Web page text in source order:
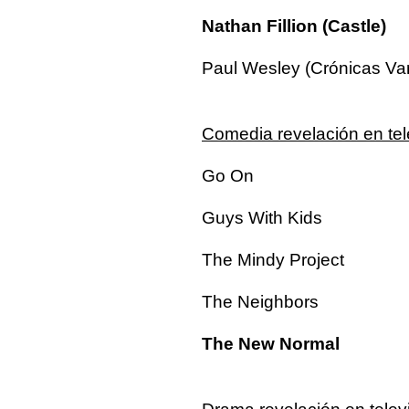
Nathan Fillion (Castle)
Paul Wesley (Crónicas
Comedia revelación en
Go On
Guys With Kids
The Mindy Project
The Neighbors
The New Normal